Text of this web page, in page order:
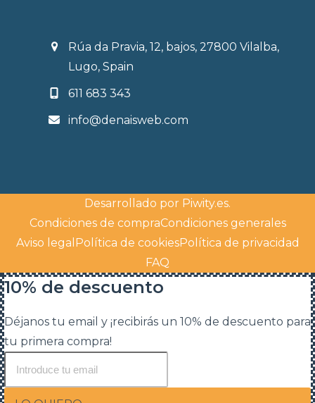
Rúa da Pravia, 12, bajos, 27800 Vilalba,
Lugo, Spain
611 683 343
info@denaisweb.com
Desarrollado por Piwity.es.
Condiciones de compraCondiciones generales
Aviso legal Política de cookiesPolítica de privacidad
FAQ
10% de descuento
Déjanos tu email y ¡recibirás un 10% de descuento para
tu primera compra!